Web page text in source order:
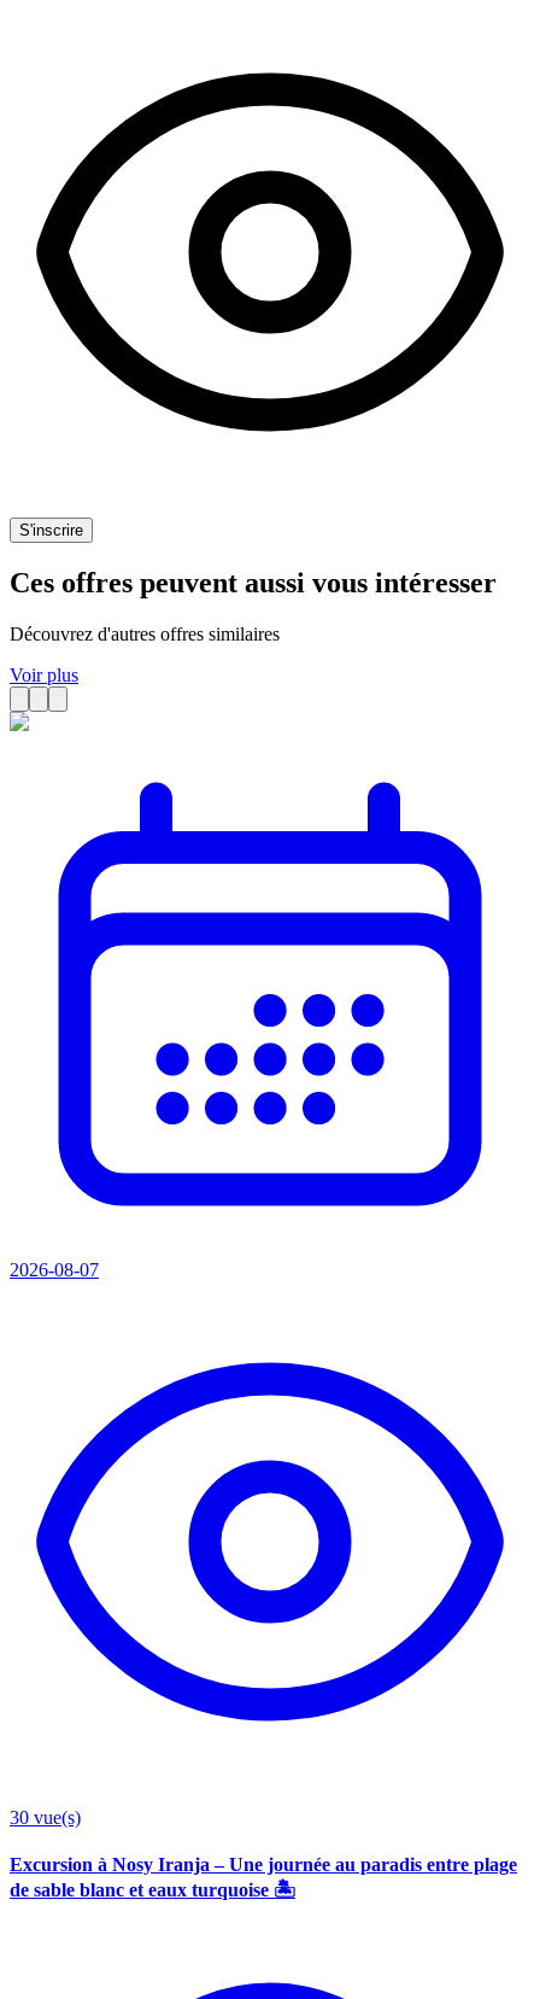
S'inscrire
Ces offres peuvent aussi vous intéresser
Découvrez d'autres offres similaires
Voir plus
2026-08-07
30 vue(s)
Excursion à Nosy Iranja – Une journée au paradis entre plage
de sable blanc et eaux turquoise 🏝️